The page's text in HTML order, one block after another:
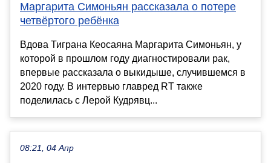
Маргарита Симоньян рассказала о потере
четвёртого ребёнка
Вдова Тиграна Кеосаяна Маргарита Симоньян, у
которой в прошлом году диагностировали рак,
впервые рассказала о выкидыше, случившемся в
2020 году. В интервью главред RT также
поделилась с Лерой Кудрявц...
08:21, 04 Апр